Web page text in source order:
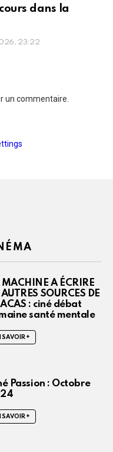
dans la
23:22
un commentaire.
MACHINE A ÉCRIRE
AUTRES SOURCES DE
: ciné débat
santé mentale
SAVOIR +
Passion : Octobre
SAVOIR +